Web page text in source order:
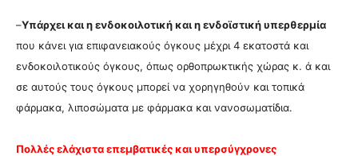
–Υπάρχει και η ενδοκοιλοτική και η ενδοϊστική υπερθερμία
που κάνει για επιφανειακούς όγκους μέχρι 4 εκατοστά και
ενδοκοιλοτικούς όγκους, όπως ορθοπρωκτικής χώρας κ. ά και
σε αυτούς τους όγκους μπορεί να χορηγηθούν και τοπικά
φάρμακα, λιποσώματα με φάρμακα και νανοσωματίδια.
Πολλές ελάχιστα επεμβατικές και υπερσύγχρονες